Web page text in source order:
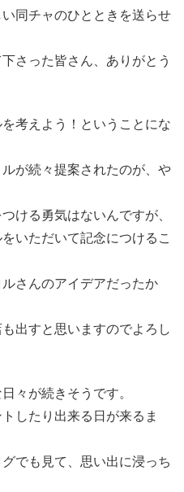
同チャのひとときを送らせ
さった皆さん、ありがとう
考えよう！ということにな
が続々提案されたのが、や
ける勇気はないんですが、
いただいて記念につけるこ
さんのアイデアだったか
出すと思いますのでよろし
々が続きそうです。
したり出来る日が来るま
でも見て、思い出に浸っち